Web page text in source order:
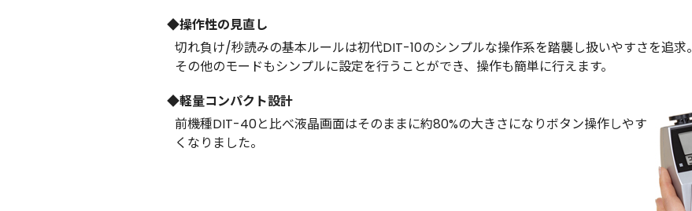
◆操作性の見直し
切れ負け/秒読みの基本ルールは初代DIT-10のシンプルな操作系を踏襲し扱いやすさを追求。
その他のモードもシンプルに設定を行うことができ、操作も簡単に行えます。
◆軽量コンパクト設計
前機種DIT-40と比べ液晶画面はそのままに約80%の大きさになりボタン操作しやす
くなりました。